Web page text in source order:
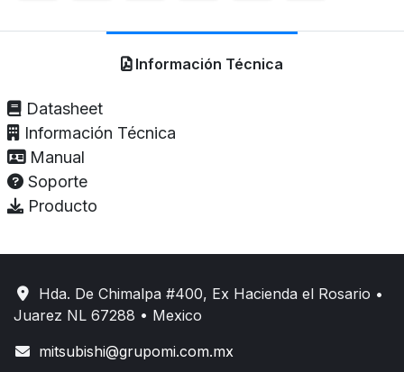
Información Técnica
Datasheet
Información Técnica
Manual
Soporte
Producto
Hda. De Chimalpa #400, Ex Hacienda el Rosario •
Juarez NL 67288 • Mexico
mitsubishi@grupomi.com.mx